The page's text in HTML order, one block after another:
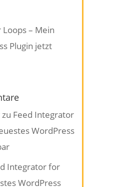
– Mein
Plugin jetzt
zu Feed Integrator
WordPress
Integrator for
WordPress